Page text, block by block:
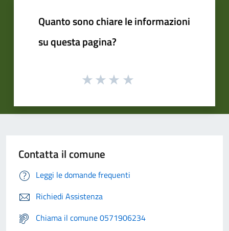
Quanto sono chiare le informazioni
su questa pagina?
Contatta il comune
Leggi le domande frequenti
Richiedi Assistenza
Chiama il comune 0571906234